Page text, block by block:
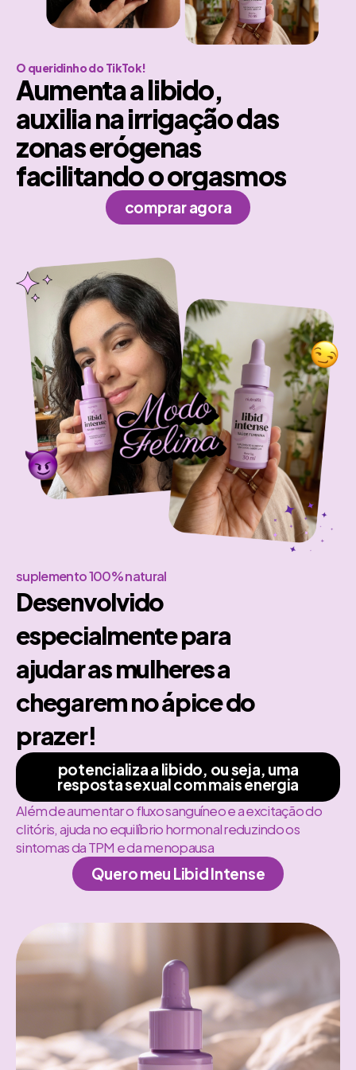
O queridinho do TikTok!
Aumenta a libido,
auxilia na irrigação das
zonas erógenas
facilitando o orgasmos
comprar agora
suplemento 100% natural
Desenvolvido
especialmente para
ajudar as mulheres a
chegarem no ápice do
prazer!
potencializa a libido, ou seja, uma
resposta sexual com mais energia
Além de aumentar o fluxo sanguíneo e a excitação do
clitóris, ajuda no equilíbrio hormonal reduzindo os
sintomas da TPM e da menopausa
Quero meu Libid Intense